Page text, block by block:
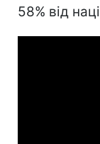
58% від